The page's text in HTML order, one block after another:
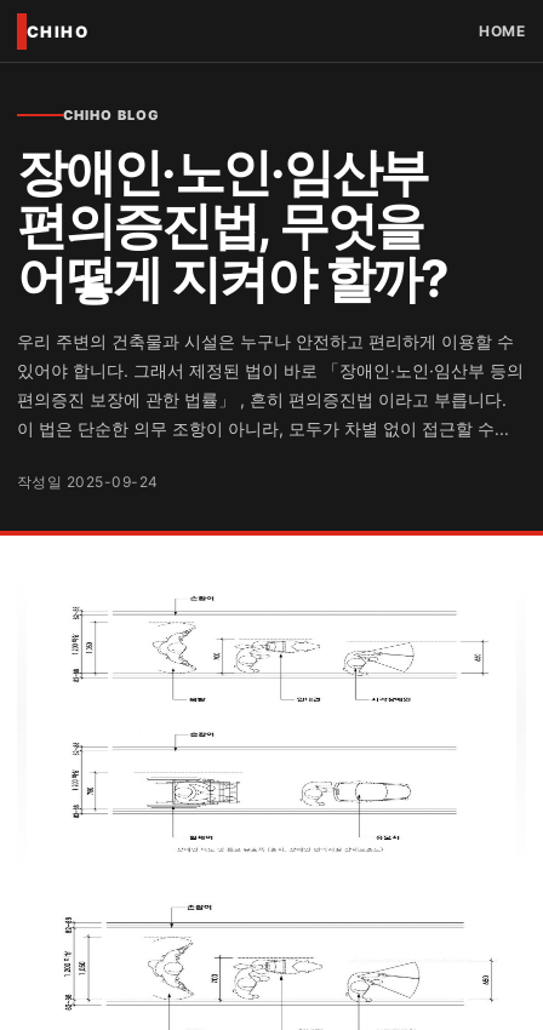
CHIHO HOME
CHIHO BLOG
장애인·노인·임산부
편의증진법, 무엇을
어떻게 지켜야 할까?
우리 주변의 건축물과 시설은 누구나 안전하고 편리하게 이용할 수
있어야 합니다. 그래서 제정된 법이 바로 「장애인·노인·임산부 등의
편의증진 보장에 관한 법률」 , 흔히 편의증진법 이라고 부릅니다.
이 법은 단순한 의무 조항이 아니라, 모두가 차별 없이 접근할 수...
작성일 2025-09-24